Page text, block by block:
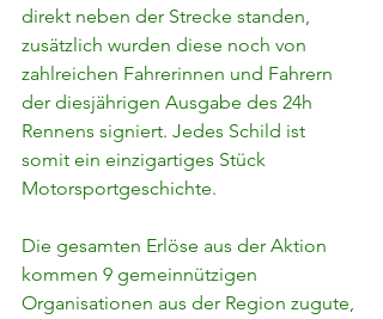
direkt neben der Strecke standen,
zusätzlich wurden diese noch von
zahlreichen Fahrerinnen und Fahrern
der diesjährigen Ausgabe des 24h
Rennens signiert. Jedes Schild ist
somit ein einzigartiges Stück
Motorsportgeschichte.
Die gesamten Erlöse aus der Aktion
kommen 9 gemeinnützigen
Organisationen aus der Region zugute,